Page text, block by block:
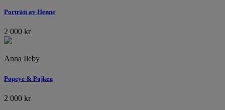
Porträtt av Henne
2 000 kr
Anna Ileby
Popeye & Pojken
2 000 kr